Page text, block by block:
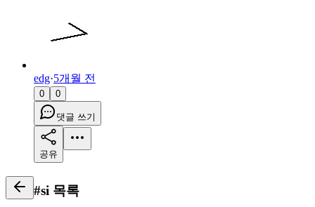
edg·5개월 전
0 0
댓글 쓰기
공유
#si 목록